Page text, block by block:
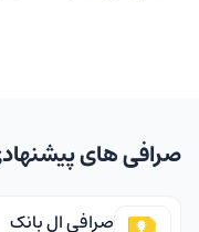
صرافی های
صرافی ال بانک